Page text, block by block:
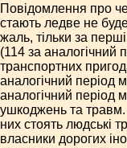
Повідомлення про
стають ледве не
жаль, тільки за
(114 за аналогічний
транспортних
аналогічний період
аналогічний період
ушкоджень та
них стоять людські
власники дорогих